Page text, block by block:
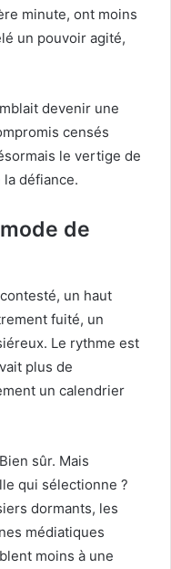
minute, ont moins
un pouvoir agité,
devenir une
censés
le vertige de
la défiance.
de
un haut
fuité, un
Le rythme est
plus de
un calendrier
sûr. Mais
qui sélectionne ?
dormants, les
médiatiques
moins à une